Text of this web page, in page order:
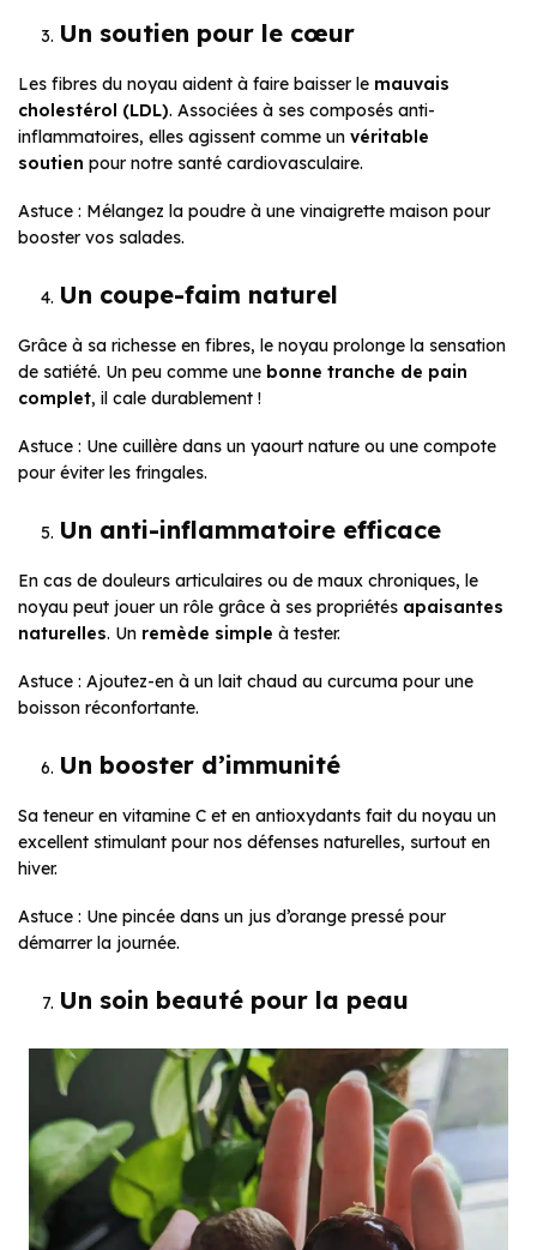
Un soutien pour le cœur
Les fibres du noyau aident à faire baisser le mauvais
cholestérol (LDL). Associées à ses composés anti-
inflammatoires, elles agissent comme un véritable
soutien pour notre santé cardiovasculaire.
Astuce : Mélangez la poudre à une vinaigrette maison pour
booster vos salades.
Un coupe-faim naturel
Grâce à sa richesse en fibres, le noyau prolonge la sensation
de satiété. Un peu comme une bonne tranche de pain
complet, il cale durablement !
Astuce : Une cuillère dans un yaourt nature ou une compote
pour éviter les fringales.
Un anti-inflammatoire efficace
En cas de douleurs articulaires ou de maux chroniques, le
noyau peut jouer un rôle grâce à ses propriétés apaisantes
naturelles. Un remède simple à tester.
Astuce : Ajoutez-en à un lait chaud au curcuma pour une
boisson réconfortante.
Un booster d’immunité
Sa teneur en vitamine C et en antioxydants fait du noyau un
excellent stimulant pour nos défenses naturelles, surtout en
hiver.
Astuce : Une pincée dans un jus d’orange pressé pour
démarrer la journée.
Un soin beauté pour la peau